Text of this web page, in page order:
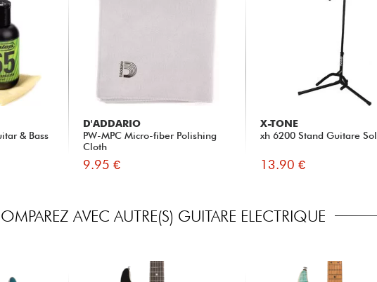
& Bass
D'ADDARIO
PW-MPC Micro-fiber Polishing
Cloth
9.95 €
X-TONE
xh 6200 Stand Guitare Sol
13.90 €
AVEC AUTRE(S) GUITARE ELECTRIQUE